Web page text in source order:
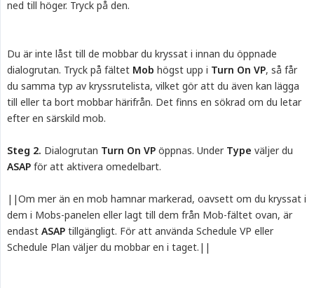
ned till höger. Tryck på den.
Du är inte låst till de mobbar du kryssat i innan du öppnade
dialogrutan. Tryck på fältet Mob högst upp i Turn On VP, så får
du samma typ av kryssrutelista, vilket gör att du även kan lägga
till eller ta bort mobbar härifrån. Det finns en sökrad om du letar
efter en särskild mob.
Steg 2. Dialogrutan Turn On VP öppnas. Under Type väljer du
ASAP för att aktivera omedelbart.
||Om mer än en mob hamnar markerad, oavsett om du kryssat i
dem i Mobs-panelen eller lagt till dem från Mob-fältet ovan, är
endast ASAP tillgängligt. För att använda Schedule VP eller
Schedule Plan väljer du mobbar en i taget.||